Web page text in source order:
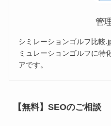
管
シミレーションゴルフ比較
ミュレーションゴルフに特
アです。
【無料】SEOのご相談